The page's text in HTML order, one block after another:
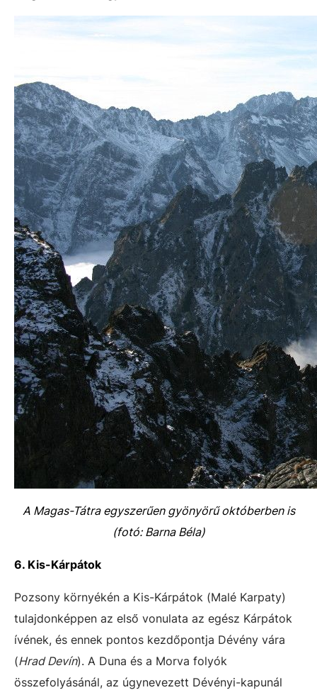
A Magas-Tátra egyszerűen gyönyörű októberben is
(fotó: Barna Béla)
6. Kis-Kárpátok
Pozsony környékén a Kis-Kárpátok (Malé Karpaty)
tulajdonképpen az első vonulata az egész Kárpátok
ívének, és ennek pontos kezdőpontja Dévény vára
(Hrad Devín). A Duna és a Morva folyók
összefolyásánál, az úgynevezett Dévényi-kapunál